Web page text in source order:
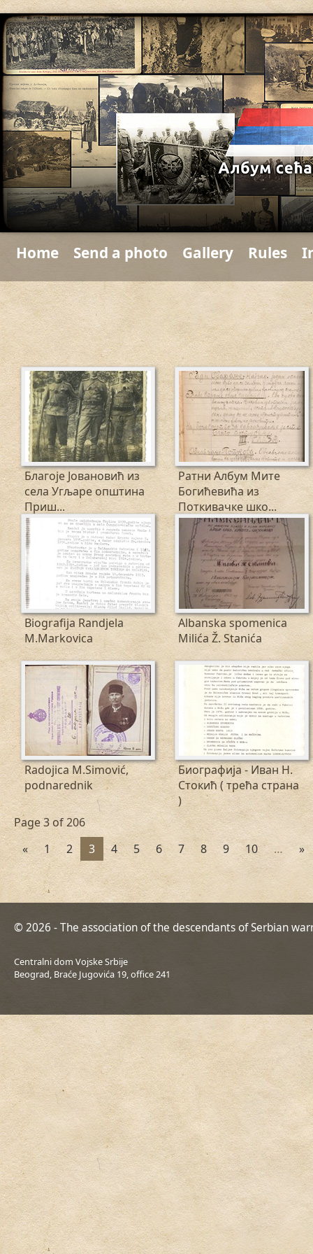
Home Send a photo Gallery Rules
Благојe Јовановић из
села Угљаре општина
Приш...
Ратни Албум Мите
Богићевића из
Поткивачке шко...
Biografija Randjela
M.Markovica
Albanska spomenica
Milića Ž. Stanića
Radojica M.Simović,
podnarednik
Биографија - Иван Н.
Стокић ( трећа страна
)
Page 3 of 206
«
1 2 3 4 5 6 7 8 9 10 … »
© 2026 - The association of the descendants of Serbian
Centralni dom Vojske Srbije
Beograd, Braće Jugovića 19, office 241